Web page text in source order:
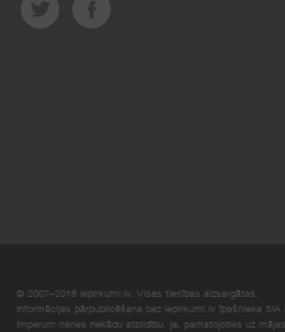
© 2007–2018 Iepirkumi.lv. Visas tiesības aizsargātas.
Informācijas pārpublicēšana bez iepirkumi.lv īpašnieka
Imperum nenes nekādu atbildību, ja, pamatojoties uz